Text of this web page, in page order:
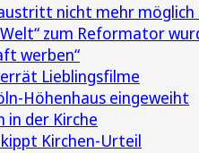
nicht mehr möglich
zum Reformator
werben“
Lieblingsfilme
Höhenhaus eingeweiht
in der Kirche
Kirchen-Urteil